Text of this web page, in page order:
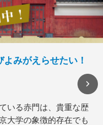
みがえらせたい！
いる赤門は、貴重な歴
大学の象徴的存在でも